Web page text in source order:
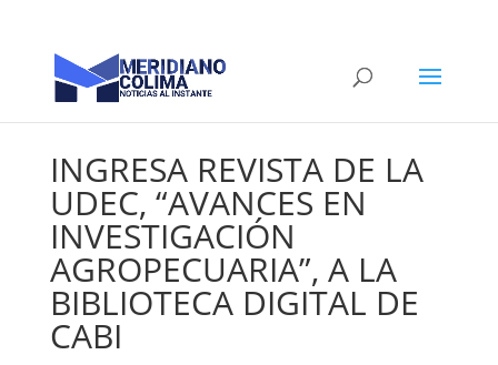
INGRESA REVISTA DE LA
UDEC, “AVANCES EN
INVESTIGACIÓN
AGROPECUARIA”, A LA
BIBLIOTECA DIGITAL DE
CABI